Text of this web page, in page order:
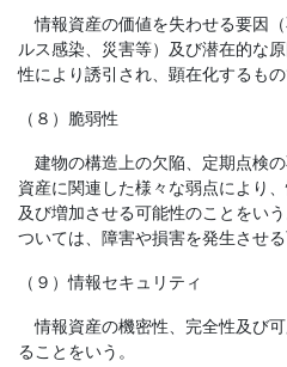
情報資産の価値を失わせる要因
ルス感染、災害等）及び潜在的な
性により誘引され、顕在化するもの
（８）脆弱性
建物の構造上の欠陥、定期点検
資産に関連した様々な弱点により
及び増加させる可能性のことをい
ついては、障害や損害を発生させる
（９）情報セキュリティ
情報資産の機密性、完全性及び
ることをいう。